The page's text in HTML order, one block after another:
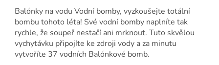
Balónky na vodu Vodní bomby, vyzkoušejte totální
bombu tohoto léta! Své vodní bomby naplníte tak
rychle, že soupeř nestačí ani mrknout. Tuto skvělou
vychytávku připojíte ke zdroji vody a za minutu
vytvoříte 37 vodních Balónkové bomb.